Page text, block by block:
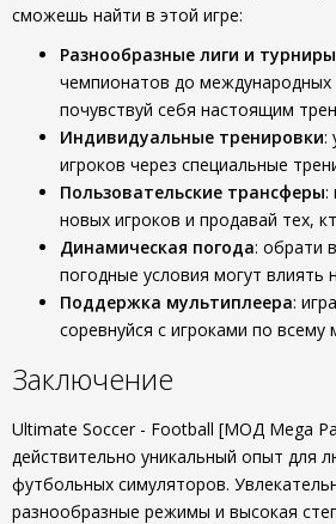
сможешь найти в этой игре:
Разнообразные лиги и турниры
чемпионатов до
почувствуй себя настоящим
Индивидуальные тренировки:
игроков через специальные
Пользовательские трансферы:
новых игроков и продавай тех,
Динамическая погода: обрати
погодные условия могут влиять
Поддержка мультиплеера:
соревнуйся с игроками по всему
Заключение
Ultimate Soccer - Football [МОД Mega
действительно уникальный опыт для
футбольных симуляторов.
разнообразные режимы и высокая